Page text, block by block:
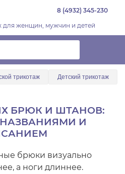
8 (4932) 345-230
для женщин, мужчин и детей
трикотаж Детский трикотаж
БРЮК И ШТАНОВ:
И
брюки визуально
а ноги длиннее.